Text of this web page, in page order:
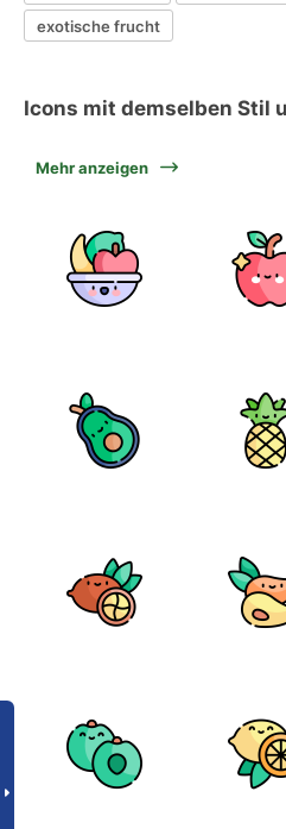
exotische frucht
Icons mit demselben Stil
Mehr anzeigen